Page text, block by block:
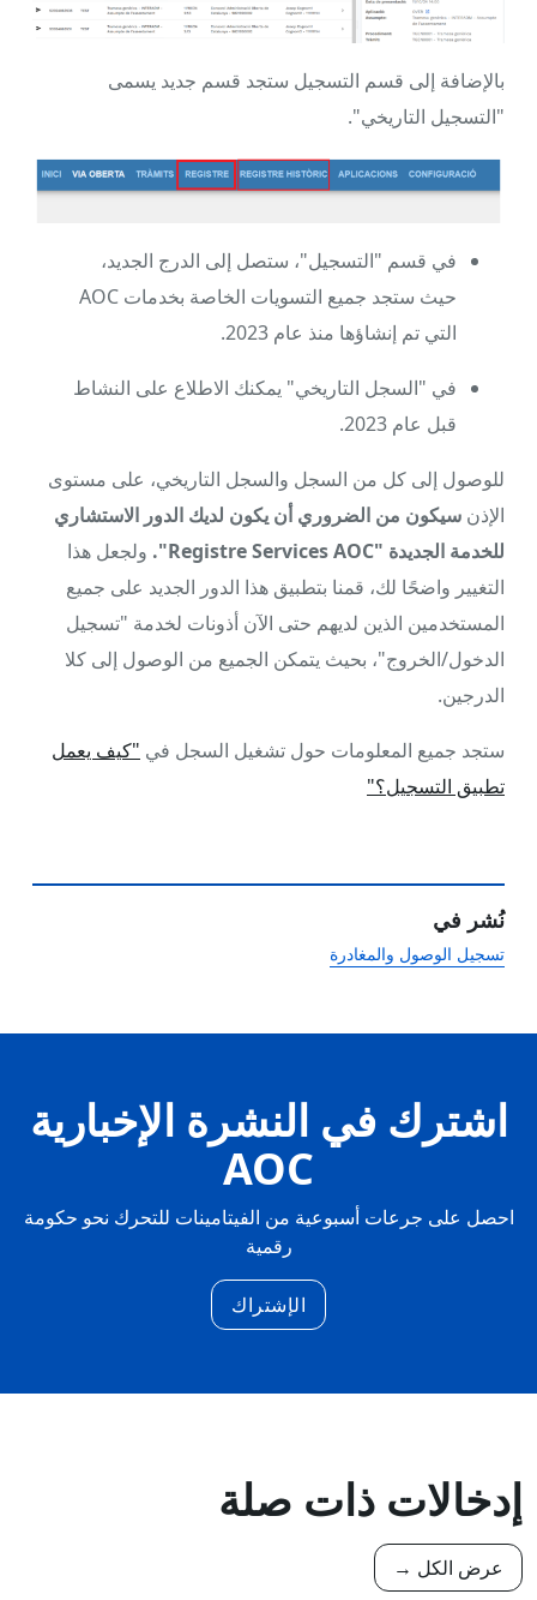
بالإضافة إلى قسم التسجيل ستجد قسم جديد يسمى
"التسجيل التاريخي".
في قسم "التسجيل"، ستصل إلى الدرج الجديد،
حيث ستجد جميع التسويات الخاصة بخدمات AOC
التي تم إنشاؤها منذ عام 2023.
في "السجل التاريخي" يمكنك الاطلاع على النشاط
قبل عام 2023.
للوصول إلى كل من السجل والسجل التاريخي، على مستوى
الإذن سيكون من الضروري أن يكون لديك الدور الاستشاري
للخدمة الجديدة "Registre Services AOC".
ولجعل هذا
التغيير واضحًا لك، قمنا بتطبيق هذا الدور الجديد على جميع
المستخدمين الذين لديهم حتى الآن أذونات لخدمة "تسجيل
الدخول/الخروج"، بحيث يتمكن الجميع من الوصول إلى كلا
الدرجين.
ستجد جميع المعلومات حول تشغيل السجل في "كيف يعمل
تطبيق التسجيل؟"
نُشر في
تسجيل الوصول والمغادرة
اشترك في النشرة الإخبارية
AOC
احصل على جرعات أسبوعية من الفيتامينات للتحرك نحو حكومة
رقمية
الإشتراك
إدخالات ذات صلة
عرض الكل →